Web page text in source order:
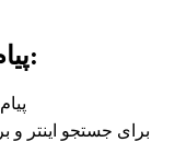
پیام خود را برای ما ارسال کنید:
برای جستجو اینتر و